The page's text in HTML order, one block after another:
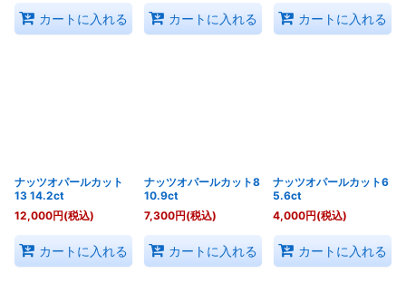
カートに入れる カートに入れる カートに入れる
ナッツオパールカット
13 14.2ct
12,000円(税込)
カートに入れる
ナッツオパールカット8
10.9ct
7,300円(税込)
カートに入れる
ナッツオパールカット6
5.6ct
4,000円(税込)
カートに入れる